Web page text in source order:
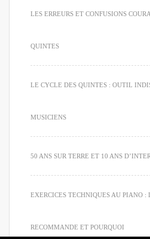
LES ERREURS ET CONFUSIONS
QUINTES
LE CYCLE DES QUINTES : OUTIL
MUSICIENS
50 ANS SUR TERRE ET 10 ANS
EXERCICES TECHNIQUES AU PIANO :
RECOMMANDE ET POURQUOI